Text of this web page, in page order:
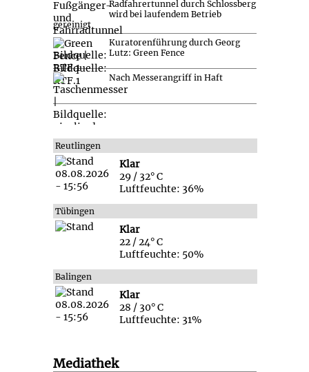
Radfahrertunnel durch Schlossberg
wird bei laufendem Betrieb
gereinigt
Kuratorenführung durch Georg
Lutz: Green Fence
Nach Messerangriff in Haft
Reutlingen
Klar
29 / 32° C
Luftfeuchte: 36%
Tübingen
Klar
22 / 24° C
Luftfeuchte: 50%
Balingen
Klar
28 / 30° C
Luftfeuchte: 31%
Mediathek